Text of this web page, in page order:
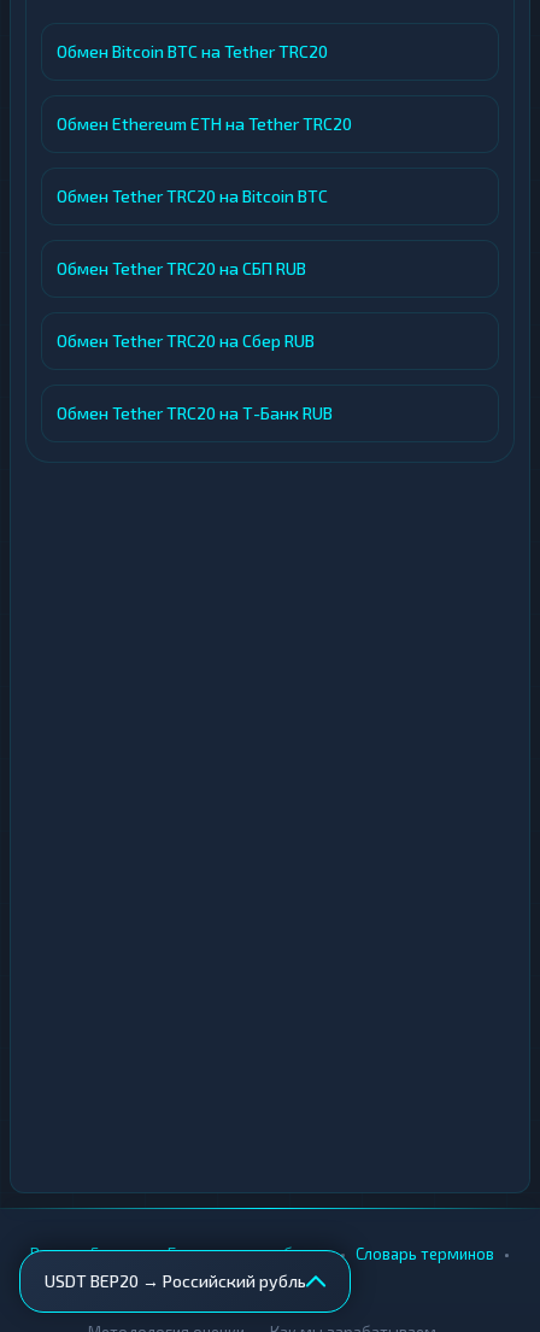
Обмен Bitcoin BTC на Tether TRC20
Обмен Ethereum ETH на Tether TRC20
Обмен Tether TRC20 на Bitcoin BTC
Обмен Tether TRC20 на СБП RUB
Обмен Tether TRC20 на Сбер RUB
Обмен Tether TRC20 на Т-Банк RUB
USDT BEP20 → Российский рубль
Вики • Города • Безопасность обмена • Словарь терминов •
AML-проверка